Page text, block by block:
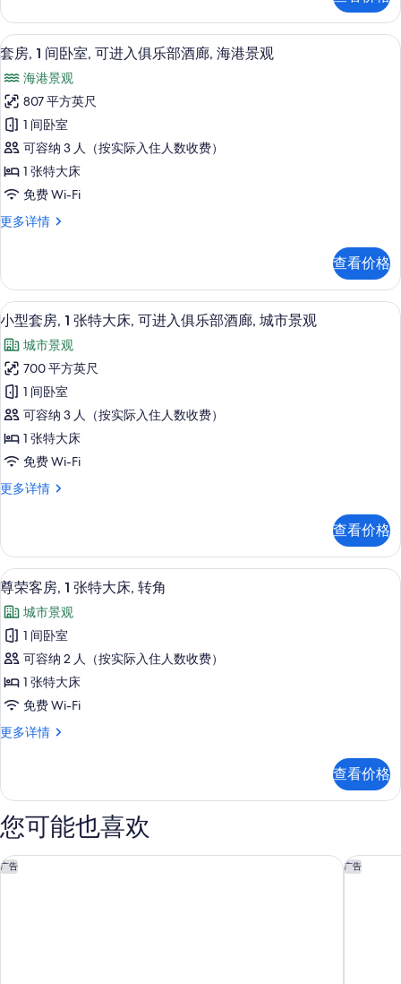
片
入
俱
乐
部
酒
廊,
城
市
景
观
有
照
片
卧
室,
可
入
俱
乐
部
酒
廊,
城
市
观
信
息
显
套
房,
间
卧
室,
可
入
俱
乐
部
酒
廊,
海
港
景
观
有
照
片
套房, 1 间卧室, 可进入俱乐部酒廊, 海
9
套房, 1 间卧室, 可进入俱乐部酒廊, 海港景观
海港景观
807 平方英尺
1 间卧室
可容纳 3 人（按实际入住人数收费）
1 张特大床
免费 Wi-Fi
更多详情
套
卧
室,
可
入
俱
乐
部
酒
廊,
海
港
观
信
息
查看价格
显
示
小
型
套
房,
1
张
特
床,
可
进
入
俱
乐
部
酒
廊,
景
观
的
所
淋浴设施、大花洒淋浴喷头、免费洗
8
小型套房, 1 张特大床, 可进入俱乐部酒廊, 城市景观
城市景观
700 平方英尺
1 间卧室
可容纳 3 人（按实际入住人数收费）
1 张特大床
免费 Wi-Fi
更多详情
小
1
张
特
大
床,
可
进
入
俱
乐
部
酒
景
更
多
信
息
查看价格
显
示
尊
荣
客
房,
张
大
转
角
的
尊荣客房, 1 张特大床, 转角 | 迷你吧
9
尊荣客房, 1 张特大床, 转角
城市景观
1 间卧室
可容纳 2 人（按实际入住人数收费）
1 张特大床
免费 Wi-Fi
更多详情
尊
1
张
特
大
床,
转
查看价格
您可能也喜欢
广告
RACV 霍巴特酒店 广告
霍巴特